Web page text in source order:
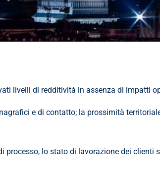
livelli di redditività in assenza di impatti
e di contatto; la prossimità
lo stato di lavorazione dei clienti